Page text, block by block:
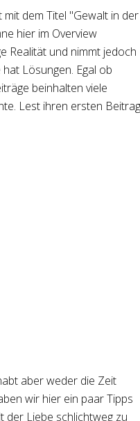
dem Titel "Gewalt in der
hier im Overview
Realität und nimmt jedoch
Lösungen. Egal ob
beinhalten viele
Lest ihren ersten Beitrag
aber weder die Zeit
wir hier ein paar Tipps
der Liebe schlichtweg zu